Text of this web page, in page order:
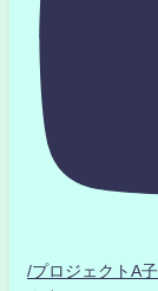
/プロジェクトA